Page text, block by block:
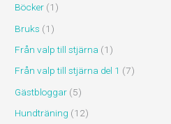
Böcker (1)
Bruks (1)
Från valp till stjärna (1)
Från valp till stjärna del 1 (7)
Gästbloggar (5)
Hundträning (12)